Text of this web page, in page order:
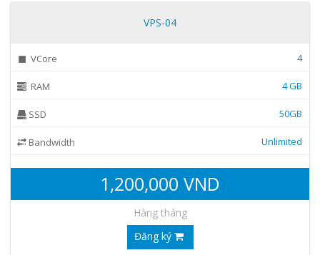
VPS-04
VCore 4
RAM 4 GB
SSD 50GB
Bandwidth Unlimited
1,200,000 VND
Hàng tháng
Đăng ký